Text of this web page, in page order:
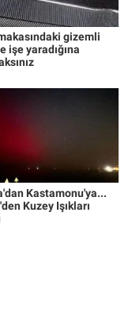
gizemli
işe yaradığına
Kastamonu'ya...
Kuzey Işıkları